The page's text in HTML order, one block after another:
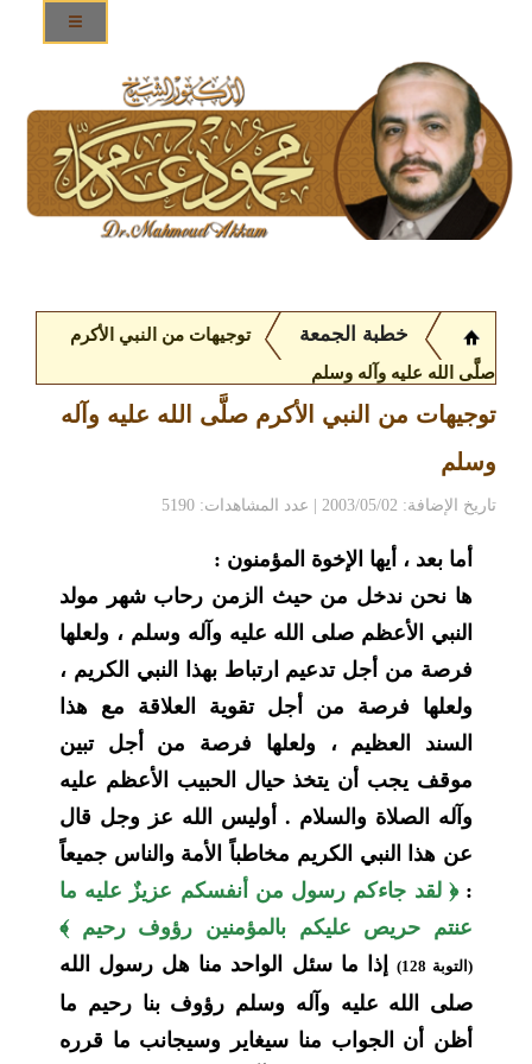
خطبة الجمعة توجيهات من النبي الأكرم
صلَّى الله عليه وآله وسلم
توجيهات من النبي الأكرم صلَّى الله عليه وآله
وسلم
تاريخ الإضافة: 2003/05/02 | عدد المشاهدات: 5190
أما بعد ، أيها الإخوة المؤمنون :
ها نحن ندخل من حيث الزمن رحاب شهر مولد
النبي الأعظم صلى الله عليه وآله وسلم ، ولعلها
فرصة من أجل تدعيم ارتباط بهذا النبي الكريم ،
ولعلها فرصة من أجل تقوية العلاقة مع هذا
السند العظيم ، ولعلها فرصة من أجل تبين
موقف يجب أن يتخذ حيال الحبيب الأعظم عليه
وآله الصلاة والسلام . أوليس الله عز وجل قال
عن هذا النبي الكريم مخاطباً الأمة والناس جميعاً
:﴿ لقد جاءكم رسول من أنفسكم عزيزٌ عليه ما
عنتم حريص عليكم بالمؤمنين رؤوف رحيم ﴾
(التوبة 128)
إذا ما سئل الواحد منا هل رسول الله
صلى الله عليه وآله وسلم رؤوف بنا رحيم ما
أظن أن الجواب منا سيغاير وسيجانب ما قرره